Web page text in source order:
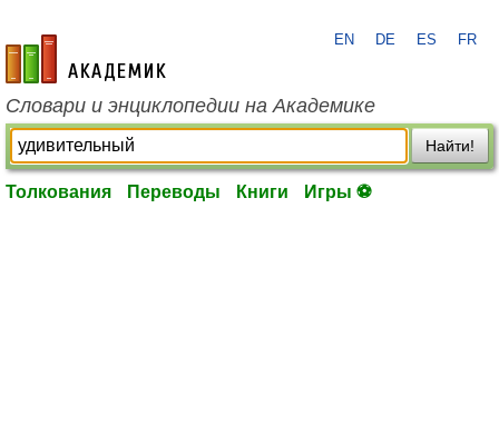
academic.ru
EN DE ES FR
Словари и энциклопедии на Академике
Найти!
Толкования Переводы Книги Игры ⚽